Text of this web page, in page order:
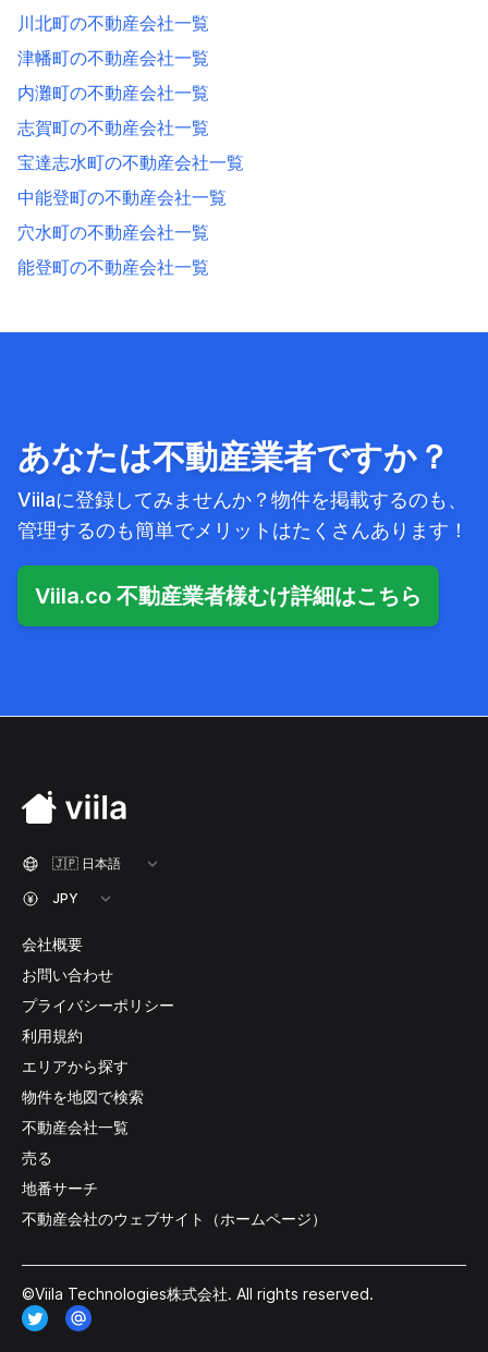
川北町の不動産会社一覧
津幡町の不動産会社一覧
内灘町の不動産会社一覧
志賀町の不動産会社一覧
宝達志水町の不動産会社一覧
中能登町の不動産会社一覧
穴水町の不動産会社一覧
能登町の不動産会社一覧
あなたは不動産業者ですか？
Viilaに登録してみませんか？物件を掲載するのも、
管理するのも簡単でメリットはたくさんあります！
Viila.co 不動産業者様むけ詳細はこちら
会社概要
お問い合わせ
プライバシーポリシー
利用規約
エリアから探す
物件を地図で検索
不動産会社一覧
売る
地番サーチ
不動産会社のウェブサイト（ホームページ）
©Viila Technologies株式会社. All rights reserved.